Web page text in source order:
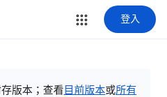
登入
版本；查看 目前版本或所有